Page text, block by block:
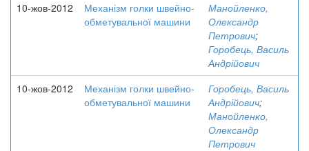
10-жов-2012
Механізм голки швейно-
обметувальної машини
Манойленко,
Олександр
Петрович;
Горобець, Василь
Андрійович
10-жов-2012
Механізм голки швейно-
обметувальної машини
Горобець, Василь
Андрійович;
Манойленко,
Олександр
Петрович